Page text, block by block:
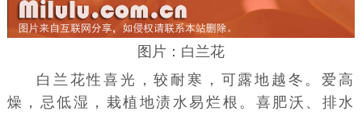
图片：白兰花
白兰花性喜光，较耐寒，可露地越冬。爱高
燥，忌低湿，栽植地渍水易烂根。喜肥沃、排水